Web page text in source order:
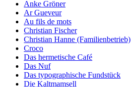
Anke Gröner
Ar Gueveur
Au fils de mots
Christian Fischer
Christian Hanne (Familienbetrieb)
Croco
Das hermetische Café
Das Nuf
Das typographische Fundstück
Die Kaltmamsell